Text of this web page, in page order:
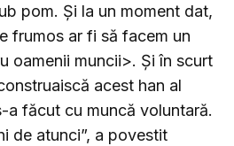
pom. Și la un moment dat,
frumos ar fi să facem un
oamenii muncii>. Și în scurt
acest han al
a făcut cu muncă voluntară.
de atunci”, a povestit